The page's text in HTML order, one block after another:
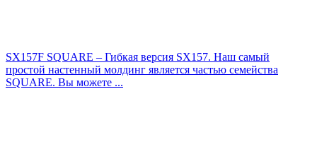
SX157F SQUARE – Гибкая версия SX157. Наш самый
простой настенный молдинг является частью семейства
SQUARE. Вы можете ...